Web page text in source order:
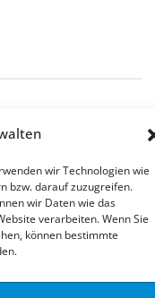
wir Technologien wie
bzw. darauf zuzugreifen.
wir Daten wie das
verarbeiten. Wenn Sie
können bestimmte